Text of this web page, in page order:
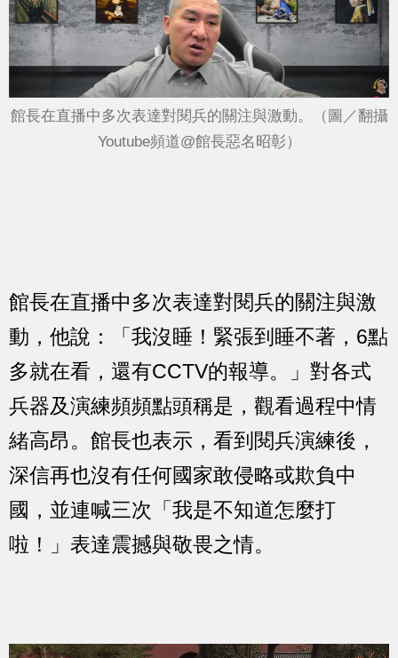
館長在直播中多次表達對閱兵的關注與激動。（圖／翻攝
Youtube頻道@館長惡名昭彰）
館長在直播中多次表達對閱兵的關注與激
動，他說：「我沒睡！緊張到睡不著，6點
多就在看，還有CCTV的報導。」對各式
兵器及演練頻頻點頭稱是，觀看過程中情
緒高昂。館長也表示，看到閱兵演練後，
深信再也沒有任何國家敢侵略或欺負中
國，並連喊三次「我是不知道怎麼打
啦！」表達震撼與敬畏之情。